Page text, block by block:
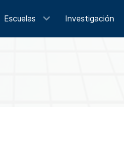
Escuelas Investigación